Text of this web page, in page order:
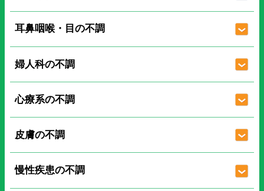
耳鼻咽喉・目の不調
婦人科の不調
心療系の不調
皮膚の不調
慢性疾患の不調